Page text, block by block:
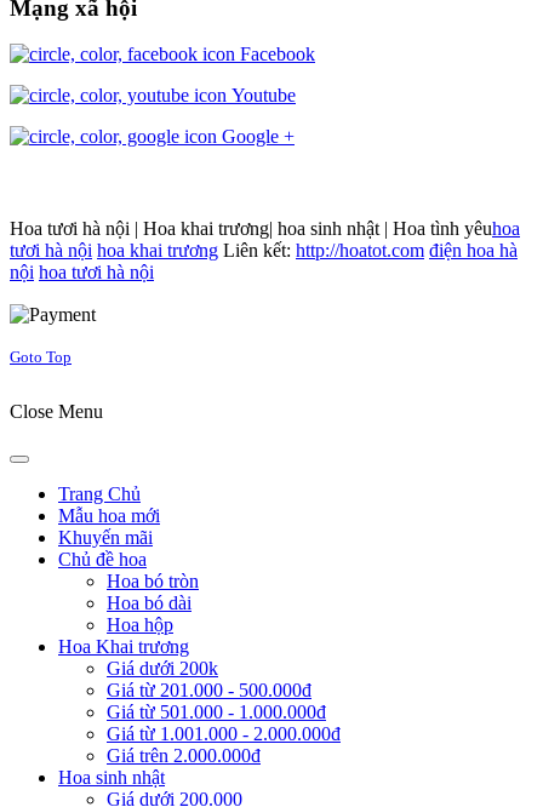
Mạng xã hội
Facebook
Youtube
Google +
Hoa tươi hà nội | Hoa khai trương| hoa sinh nhật | Hoa tình yêuhoa
tươi hà nội hoa khai trương Liên kết: http://hoatot.com điện hoa hà
nội hoa tươi hà nội
Goto Top
Close Menu
Trang Chủ
Mẫu hoa mới
Khuyến mãi
Chủ đề hoa
Hoa bó tròn
Hoa bó dài
Hoa hộp
Hoa Khai trương
Giá dưới 200k
Giá từ 201.000 - 500.000đ
Giá từ 501.000 - 1.000.000đ
Giá từ 1.001.000 - 2.000.000đ
Giá trên 2.000.000đ
Hoa sinh nhật
Giá dưới 200.000